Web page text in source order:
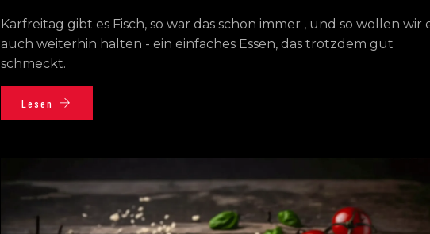
Karfreitag gibt es Fisch, so war das schon immer , und so wollen wir
auch weiterhin halten - ein einfaches Essen, das trotzdem gut
schmeckt.
Lesen